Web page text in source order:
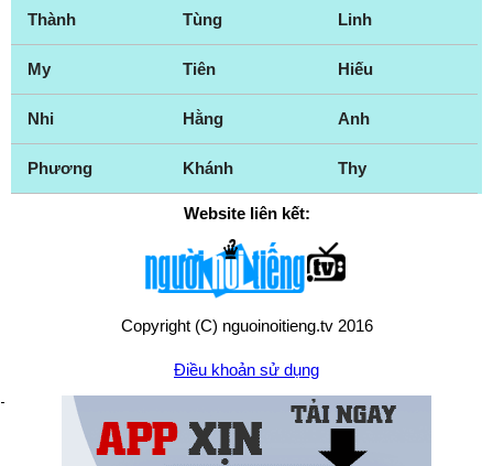
Thành Tùng Linh
My Tiên Hiếu
Nhi Hằng Anh
Phương Khánh Thy
Website liên kết:
Copyright (C) nguoinoitieng.tv 2016
Điều khoản sử dụng